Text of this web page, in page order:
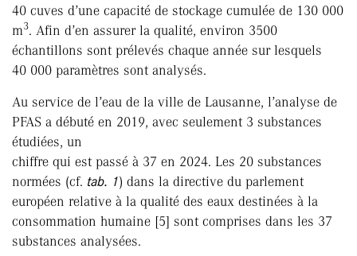
40 cuves d’une capacité de stockage cumulée de 130 000
m3. Afin d’en assurer la qualité, environ 3500
échantillons sont prélevés chaque année sur lesquels
40 000 paramètres sont analysés.
Au service de l’eau de la ville de Lausanne, l’analyse de
PFAS a débuté en 2019, avec seulement 3 substances
étudiées, un
chiffre qui est passé à 37 en 2024. Les 20 substances
normées (cf. tab. 1) dans la directive du parlement
européen relative à la qualité des eaux destinées à la
consommation humaine [5] sont comprises dans les 37
substances analysées.